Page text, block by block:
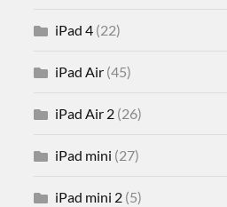
iPad 4 (22)
iPad Air (45)
iPad Air 2 (26)
iPad mini (27)
iPad mini 2 (5)